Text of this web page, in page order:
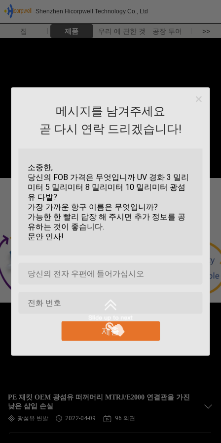
Shenzhen Hicorpwell Technology Co., Ltd
집 제품 우리 에 관한 것 공장 투어 >>
메시지를 남겨주세요
곧 다시 연락 드리겠습니다!
제출
PE 재킷 OEM 광섬유 떠꺼머리 MTRJ/E2000 연결관을 가진
낮은 삽입 손실
광섬유 변발 2022-04-09 96 의견